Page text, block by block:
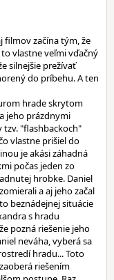
filmov začína tým, že
vlastne veľmi vďačný
silnejšie prežívať
do príbehu. A ten
hrade skrytom
jeho prázdnymi
tzv. "flashbackoch"
vlastne prišiel do
je akási záhadná
počas jeden zo
hrobke. Daniel
a aj jeho začal
beznádejnej situácie
s hradu
pozná riešenie jeho
neváha, vyberá sa
hradu... Toto
riešením